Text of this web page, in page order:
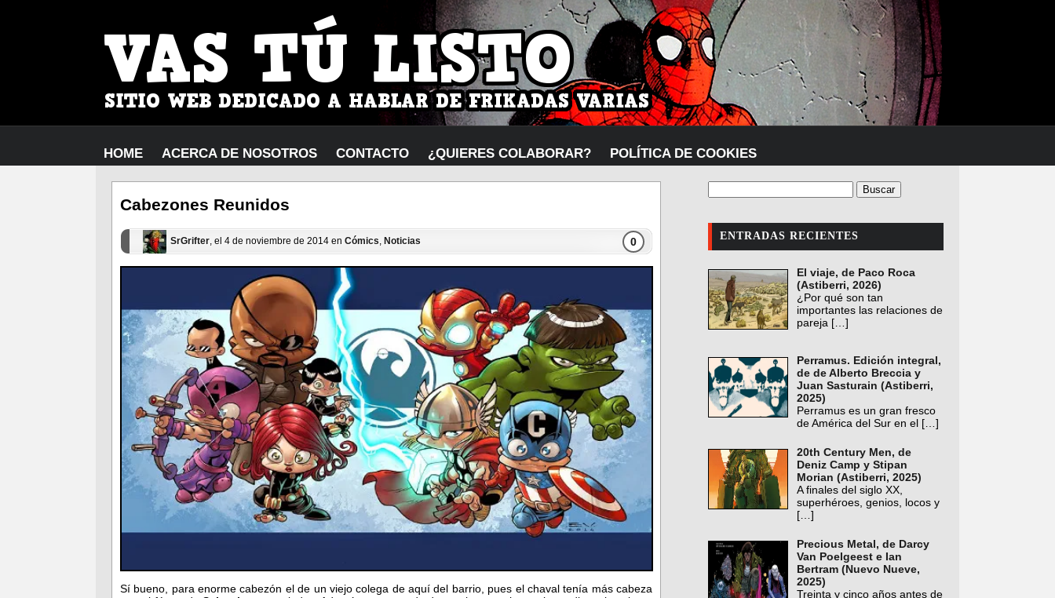
HOME ACERCA DE NOSOTROS CONTACTO ¿QUIERES COLABORAR? POLÍTICA DE COOKIES
Cabezones Reunidos
SrGrifter, el 4 de noviembre de 2014 en Cómics, Noticias 0
Sí bueno, para enorme cabezón el de un viejo colega de aquí del barrio, pues el chaval tenía más cabeza
ENTRADAS RECIENTES
El viaje, de Paco Roca
(Astiberri, 2026)
¿Por qué son tan
importantes las relaciones de
pareja […]
Perramus. Edición integral,
de de Alberto Breccia y
Juan Sasturain (Astiberri,
2025)
Perramus es un gran fresco
de América del Sur en el […]
20th Century Men, de
Deniz Camp y Stipan
Morian (Astiberri, 2025)
A finales del siglo XX,
superhéroes, genios, locos y
[…]
Precious Metal, de Darcy
Van Poelgeest e Ian
Bertram (Nuevo Nueve,
2025)
Treinta y cinco años antes de